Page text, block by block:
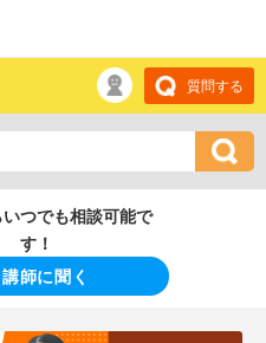
質問する
つでも相談可能で
す！
師に聞く